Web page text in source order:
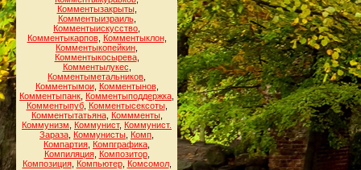
Комментызакрыты,
Комментыизраиль,
Комментыискусство
Комментыкарпов, Комментыклон,
Комментыкопейкин
Комментыкосырева,
Комментылукес
Комментыметальников
Комментымои, Комментынов,
Комментыпанк Комментыподдержка
Комментыпуб, Комментысексоты,
Комментытатьяна, Коммменты,
Коммунизм
Коммунист, Коммунист.
Зараза Коммунисты Комп
Компартия Компграфика
Компиляция, Композитор,
Композиция, Компьютер, Комсомол,